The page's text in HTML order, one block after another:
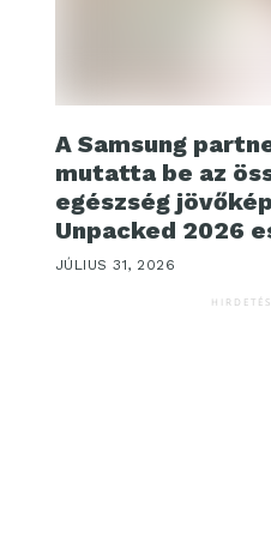
A Samsung
mutatta be az
egészség
Unpacked 2026
JÚLIUS 31, 2026
HIRDETÉS